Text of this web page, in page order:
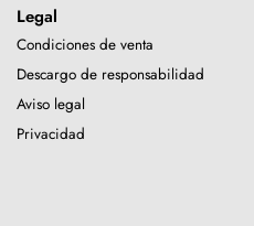
Legal
Condiciones de venta
Descargo de responsabilidad
Aviso legal
Privacidad